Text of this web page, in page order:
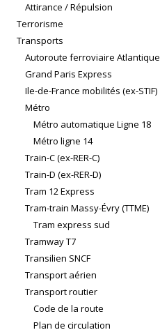
Attirance / Répulsion
Terrorisme
Transports
Autoroute ferroviaire Atlantique
Grand Paris Express
Ile-de-France mobilités (ex-STIF)
Métro
Métro automatique Ligne 18
Métro ligne 14
Train-C (ex-RER-C)
Train-D (ex-RER-D)
Tram 12 Express
Tram-train Massy-Évry (TTME)
Tram express sud
Tramway T7
Transilien SNCF
Transport aérien
Transport routier
Code de la route
Plan de circulation